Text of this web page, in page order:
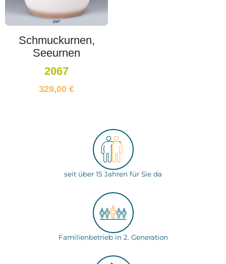
Schmuckurnen,
Seeurnen
2067
329,00 €
seit über 15 Jahren für Sie da
Familienbetrieb in 2. Generation